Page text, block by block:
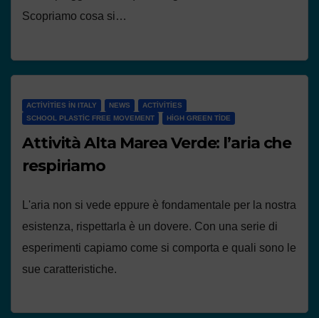
Scopriamo cosa si…
ACTIVITIES IN ITALY NEWS
ACTIVITIES
SCHOOL PLASTIC FREE MOVEMENT
HIGH GREEN TIDE
Attività Alta Marea Verde: l’aria che
respiriamo
L'aria non si vede eppure è fondamentale per la nostra
esistenza, rispettarla è un dovere. Con una serie di
esperimenti capiamo come si comporta e quali sono le
sue caratteristiche.